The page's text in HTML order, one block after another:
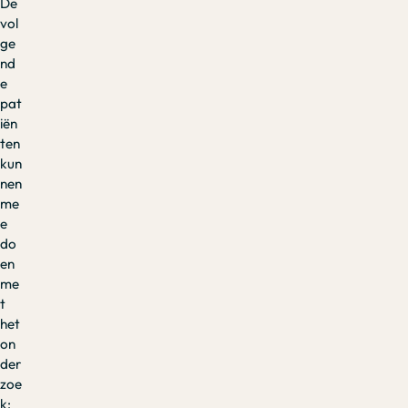
vol
ge
nd
e
pat
iën
ten
kun
nen
me
e
do
en
me
t
het
on
der
zoe
k: